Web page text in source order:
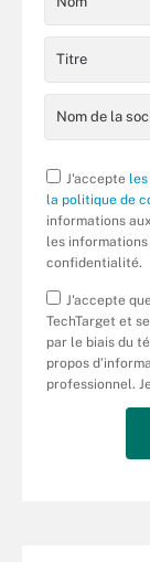
J'accepte
la politique de
informations
les
confidentialité.
J'accepte
TechTarget et
par le biais du
propos
professionnel.